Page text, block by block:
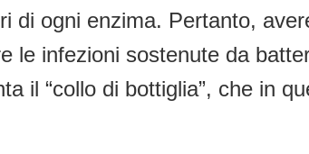
di ogni enzima. Pertanto,
le infezioni sostenute da
il “collo di bottiglia”, che in